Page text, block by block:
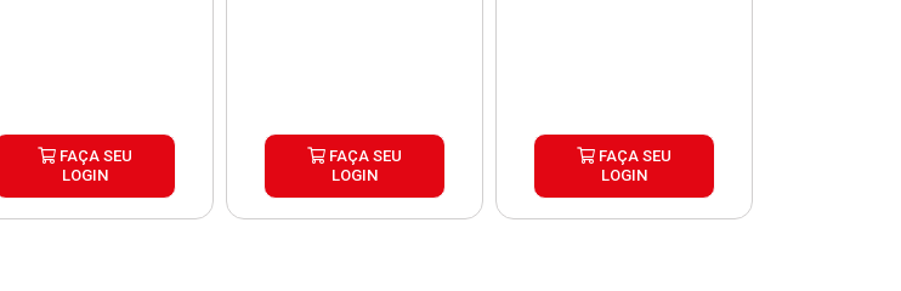
FAÇA SEU
LOGIN
FAÇA SEU
LOGIN
FAÇA SEU
LOGIN